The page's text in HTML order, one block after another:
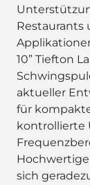
Restaurants
10” Tiefton
aktueller
für
kontrollierte
sich